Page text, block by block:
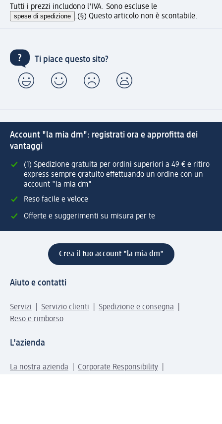
Tutti i prezzi includono l'IVA. Sono escluse le
spese di spedizione .(§) Questo articolo non è scontabile.
Ti piace questo sito?
Account "la mia dm": registrati ora e approfitta dei
vantaggi
(1) Spedizione gratuita per ordini superiori a 49 € e ritiro
express sempre gratuito effettuando un ordine con un
account "la mia dm"
Reso facile e veloce
Offerte e suggerimenti su misura per te
Crea il tuo account "la mia dm"
Aiuto e contatti
Servizi Servizio clienti
Spedizione e consegna
Reso e rimborso
L'azienda
La nostra azienda
Corporate Responsibility